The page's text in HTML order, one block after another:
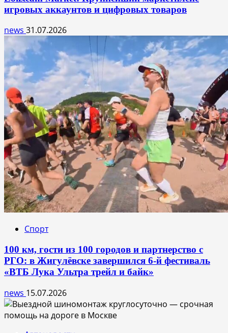
игровых аккаунтов и цифровых товаров
news 31.07.2026
Спорт
100 км, гости из 100 городов и партнерство с
РГО: в Жигулёвске завершился 6-й фестиваль
«ВТБ Лука Ультра трейл и байк»
news 15.07.2026